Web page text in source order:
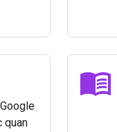
quan
menu_book